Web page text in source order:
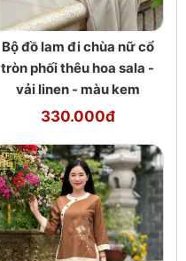
Bộ đồ lam đi chùa nữ cổ
tròn phối thêu hoa sala -
vải linen - màu kem
330.000đ